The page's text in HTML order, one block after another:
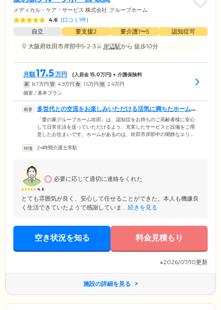
メディカル・ケア・サービス 株式会社 グループホーム
4.6 (口コミ1件)
自立 要支援2 要介護1〜5
認知症可
大阪府吹田市岸部中5-2-3
岸辺駅から 徒歩10分
月額17.5 万円 (入居金15.0万円) + 介護保険料
家 8.7万円 管 4.9万円 食 1.5万円 他 2.4万円
個室 / 基本プラン
多世代との交流をお楽しみいただける活気に満ちたホームで
す
「愛の家グループホーム吹田」は、認知症をお持ちのご高齢者様に安心
して日常生活を送っていただけるよう、充実したサービスと設備をご用
意したお住まいです。ホームがあるのは、吹田市岸部中の閑静なエリ
ン」の中核をなす、ウェルネス複合施設。JR京都線「岸辺」駅から徒歩
りません。
24時間介護士常駐
4.6
必要に応じて適切に連絡をくれた
とても雰囲気が良く、安心して任せることができた。本人も機嫌良
く生活できていたようで感謝していま... 続きを見る
空き状況を知る 料金見積もり
※2026/07/10更新
施設の詳細を見る